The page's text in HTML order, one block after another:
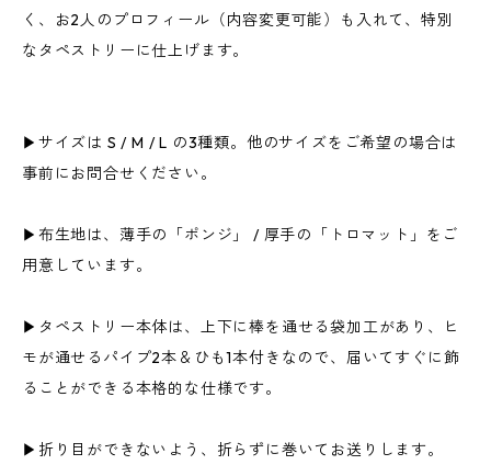
く、お2人のプロフィール（内容変更可能）も入れて、特別
なタペストリーに仕上げます。
▶サイズは S / M / L の3種類。他のサイズをご希望の場合は
事前にお問合せください。
▶布生地は、薄手の「ポンジ」 / 厚手の「トロマット」をご
用意しています。
▶タペストリー本体は、上下に棒を通せる袋加工があり、ヒ
モが通せるパイプ2本＆ひも1本付きなので、届いてすぐに飾
ることができる本格的な仕様です。
▶折り目ができないよう、折らずに巻いてお送りします。